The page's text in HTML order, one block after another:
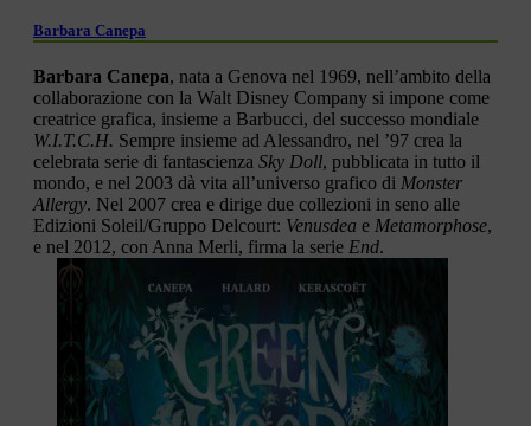
Barbara Canepa
Barbara Canepa, nata a Genova nel 1969, nell’ambito della
collaborazione con la Walt Disney Company si impone come
creatrice grafica, insieme a Barbucci, del successo mondiale
W.I.T.C.H. Sempre insieme ad Alessandro, nel ’97 crea la
celebrata serie di fantascienza Sky Doll, pubblicata in tutto il
mondo, e nel 2003 dà vita all’universo grafico di Monster
Allergy. Nel 2007 crea e dirige due collezioni in seno alle
Edizioni Soleil/Gruppo Delcourt: Venusdea e Metamorphose,
e nel 2012, con Anna Merli, firma la serie End.